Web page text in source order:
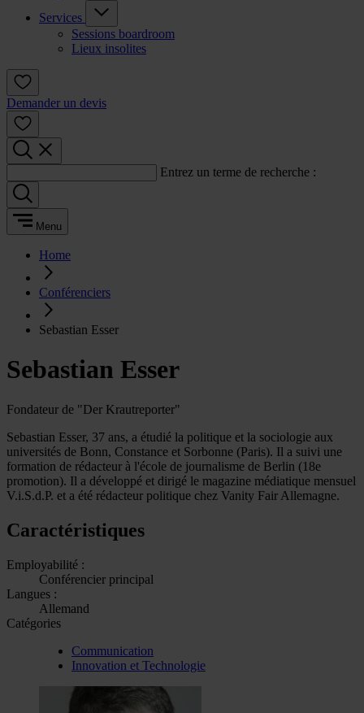
Services
Sessions boardroom
Lieux insolites
Demander un devis
Entrez un terme de recherche :
Menu
Home
Conférenciers
Sebastian Esser
Sebastian Esser
Fondateur de "Der Krautreporter"
Sebastian Esser, 37 ans, a étudié la politique et la sociologie aux
universités de Bonn, Constance et Sorbonne (Paris). Il a suivi une
formation de rédacteur à l'école de journalisme de Berlin (18e
promotion). Il a développé et dirigé le magazine médiatique mensuel
V.i.S.d.P. et a été rédacteur politique chez Vanity Fair Allemagne.
Caractéristiques
Employabilité :
Conférencier principal
Langues :
Allemand
Catégories
Communication
Innovation et Technologie